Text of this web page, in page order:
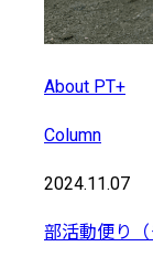
About PT+
Column
2024.11.07
部活動便り（